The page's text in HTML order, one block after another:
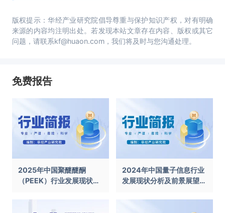
版权提示：华经产业研究院倡导尊重与保护知识产权，对有明确
来源的内容均注明出处。若发现本站文章存在内容、版权或其它
问题，请联系kf@huaon.com，我们将及时与您沟通处理。
免费报告
2025年中国聚醚醚酮
（PEEK）行业发展现状及
2024年中国量子信息行业
发展现状分析及前景展望报